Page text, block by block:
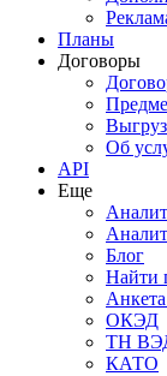
Планы
Договоры
Об
API
Еще
Блог
Найти
ОКЭД
ТН
КАТО